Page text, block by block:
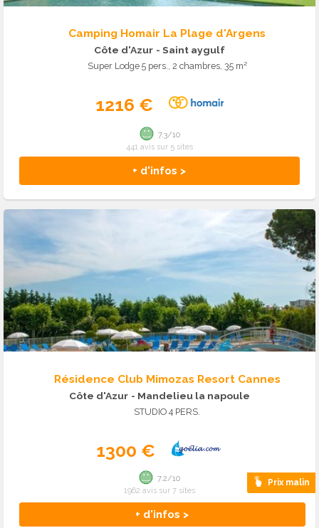
Camping Homair La Plage d'Argens
Côte d'Azur - Saint aygulf
Super Lodge 5 pers., 2 chambres, 35 m²
1216 €
+ d'infos >
7.3/10
441 avis sur 5 sites
Résidence Club Mimozas Resort Cannes
Côte d'Azur - Mandelieu la napoule
STUDIO 4 PERS.
1300 €
Prix malin
+ d'infos >
7.2/10
1962 avis sur 7 sites